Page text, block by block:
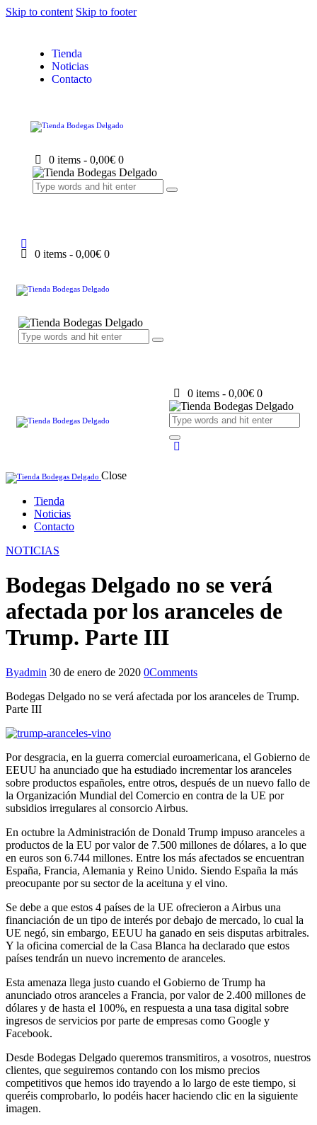
Skip to content Skip to footer
Tienda
Noticias
Contacto
0 items - 0,00€ 0
0 items - 0,00€ 0
0 items - 0,00€ 0
Close
Tienda
Noticias
Contacto
NOTICIAS
Bodegas Delgado no se verá
afectada por los aranceles de
Trump. Parte III
Byadmin 30 de enero de 2020 0Comments
Bodegas Delgado no se verá afectada por los aranceles de Trump.
Parte III
Por desgracia, en la guerra comercial euroamericana, el Gobierno de
EEUU ha anunciado que ha estudiado incrementar los aranceles
sobre productos españoles, entre otros, después de un nuevo fallo de
la Organización Mundial del Comercio en contra de la UE por
subsidios irregulares al consorcio Airbus.
En octubre la Administración de Donald Trump impuso aranceles a
productos de la EU por valor de 7.500 millones de dólares, a lo que
en euros son 6.744 millones. Entre los más afectados se encuentran
España, Francia, Alemania y Reino Unido. Siendo España la más
preocupante por su sector de la aceituna y el vino.
Se debe a que estos 4 países de la UE ofrecieron a Airbus una
financiación de un tipo de interés por debajo de mercado, lo cual la
UE negó, sin embargo, EEUU ha ganado en seis disputas arbitrales.
Y la oficina comercial de la Casa Blanca ha declarado que estos
países tendrán un nuevo incremento de aranceles.
Esta amenaza llega justo cuando el Gobierno de Trump ha
anunciado otros aranceles a Francia, por valor de 2.400 millones de
dólares y de hasta el 100%, en respuesta a una tasa digital sobre
ingresos de servicios por parte de empresas como Google y
Facebook.
Desde Bodegas Delgado queremos transmitiros, a vosotros, nuestros
clientes, que seguiremos contando con los mismo precios
competitivos que hemos ido trayendo a lo largo de este tiempo, si
queréis comprobarlo, lo podéis hacer haciendo clic en la siguiente
imagen.